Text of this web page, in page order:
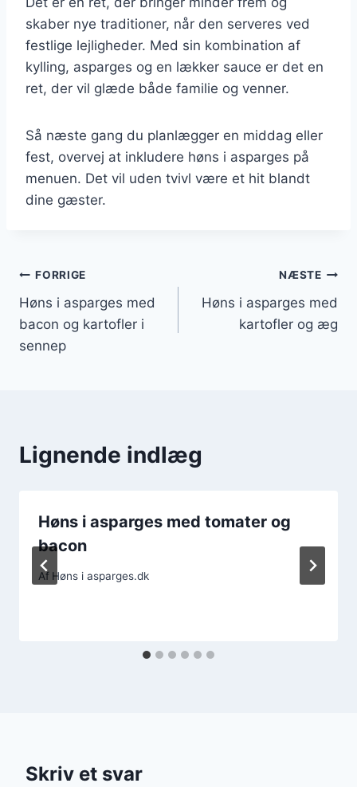
skaber nye traditioner, når den serveres ved
festlige lejligheder. Med sin kombination af
kylling, asparges og en lækker sauce er det en
ret, der vil glæde både familie og venner.
Så næste gang du planlægger en middag eller
fest, overvej at inkludere høns i asparges på
menuen. Det vil uden tvivl være et hit blandt
dine gæster.
Indlægsnavigation
FORRIGE
Høns i asparges med
bacon og kartofler i
sennep
NÆSTE
Høns i asparges med
kartofler og æg
Lignende indlæg
Høns i asparges med tomater og
bacon
Af Høns i asparges.dk
Skriv et svar